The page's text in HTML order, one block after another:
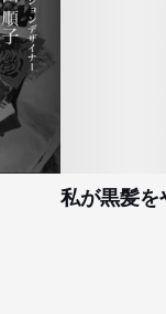
私が黒髪を